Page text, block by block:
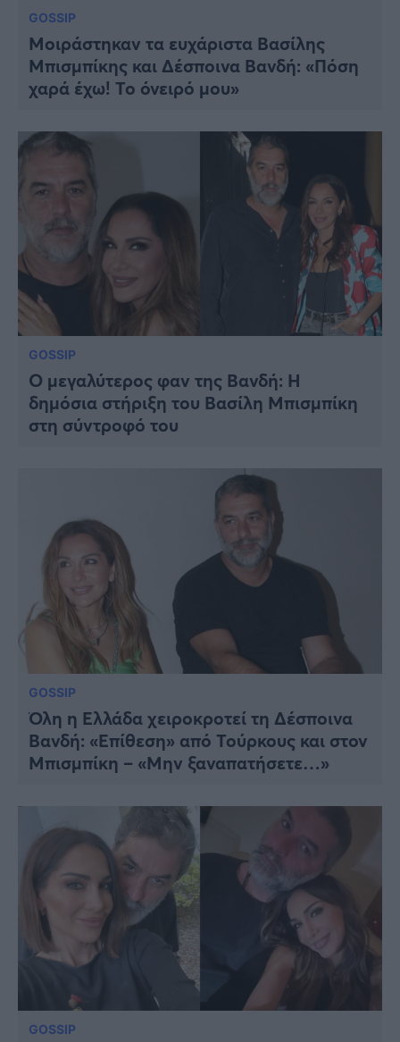
GOSSIP
Μοιράστηκαν τα ευχάριστα Βασίλης
Μπισμπίκης και Δέσποινα Βανδή: «Πόση
χαρά έχω! Το όνειρό μου»
GOSSIP
Ο μεγαλύτερος φαν της Βανδή: Η
δημόσια στήριξη του Βασίλη Μπισμπίκη
στη σύντροφό του
GOSSIP
Όλη η Ελλάδα χειροκροτεί τη Δέσποινα
Βανδή: «Επίθεση» από Τούρκους και στον
Μπισμπίκη – «Μην ξαναπατήσετε…»
GOSSIP